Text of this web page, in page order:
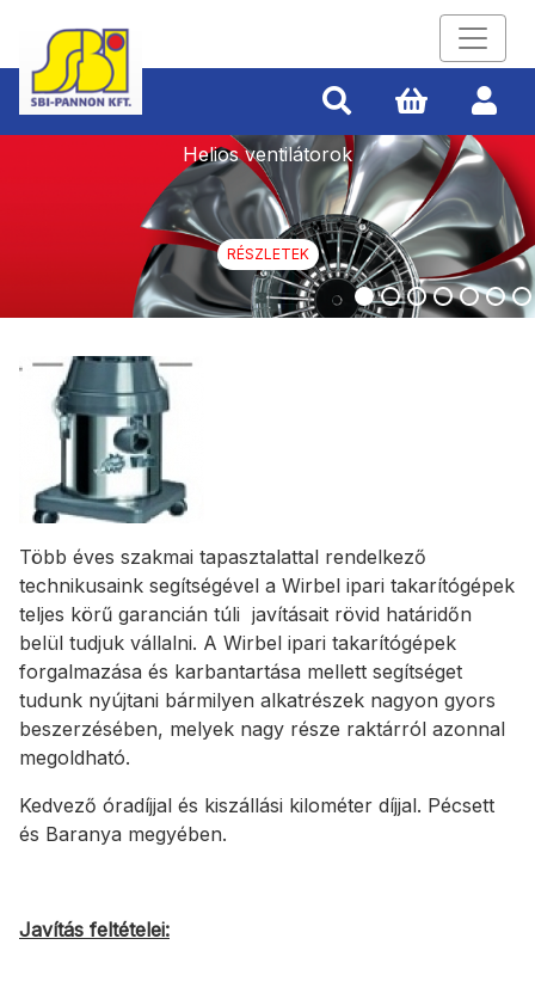
Helios ventilátorok
RÉSZLETEK
Több éves szakmai tapasztalattal rendelkező
technikusaink segítségével a Wirbel ipari takarítógépek
teljes körű garancián túli javításait rövid határidőn
belül tudjuk vállalni. A Wirbel ipari takarítógépek
forgalmazása és karbantartása mellett segítséget
tudunk nyújtani bármilyen alkatrészek nagyon gyors
beszerzésében, melyek nagy része raktárról azonnal
megoldható.
Kedvező óradíjjal és kiszállási kilométer díjjal. Pécsett
és Baranya megyében.
Javítás feltételei: